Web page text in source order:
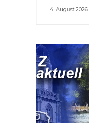
4. August 2026